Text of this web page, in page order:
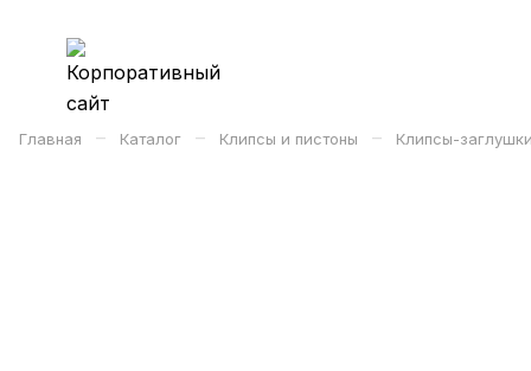
Главная – Каталог – Клипсы и пистоны – Клипсы-